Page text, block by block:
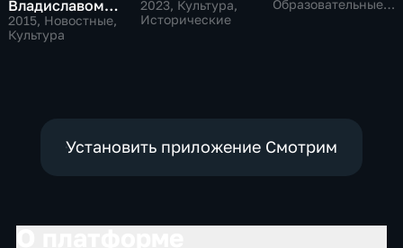
Владиславом
Флярковским
2015, Новостные,
Культура
2023, Культура,
Исторические
Образовательные,
Установить приложение Смотрим